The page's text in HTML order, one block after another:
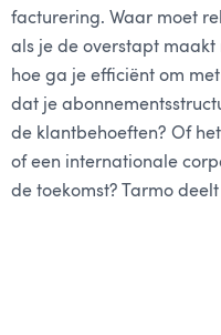
facturering. Waar moet
als je de overstapt
hoe ga je efficiënt om
dat je
de klantbehoeften? Of
of een internationale
de toekomst? Tarmo